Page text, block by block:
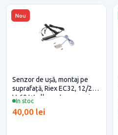
Nou
In stoc
Senzor de ușă, montaj pe
suprafață, Riex EC32, 12/24
V, 60 W, alb pentru casa si
40,00 lei